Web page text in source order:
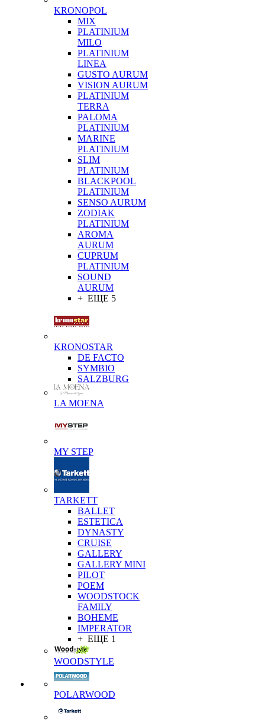
KRONOPOL
MIX
PLATINIUM
MILO
PLATINIUM
LINEA
GUSTO AURUM
VISION AURUM
PLATINIUM
TERRA
PALOMA
PLATINIUM
MARINE
PLATINIUM
SLIM
PLATINIUM
BLACKPOOL
PLATINIUM
SENSO AURUM
ZODIAK
PLATINIUM
AROMA
AURUM
CUPRUM
PLATINIUM
SOUND
AURUM
+ ЕЩЕ 5
KRONOSTAR
DE FACTO
SYMBIO
SALZBURG
LA MOENA
MY STEP
TARKETT
BALLET
ESTETICA
DYNASTY
CRUISE
GALLERY
GALLERY MINI
PILOT
POEM
WOODSTOCK
FAMILY
BOHEME
IMPERATOR
+ ЕЩЕ 1
WOODSTYLE
POLARWOOD